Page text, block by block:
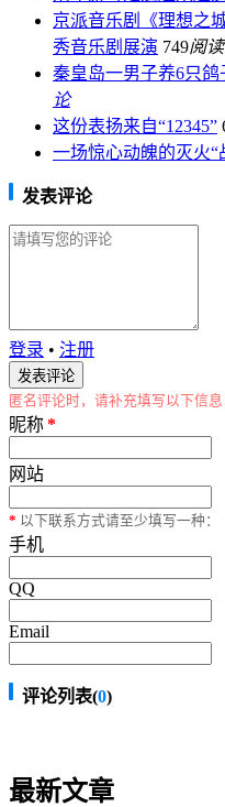
京派音乐剧《理想之
秀音乐剧展演 749阅读
秦皇岛一男子养6只
论
这份表扬来自“12345”
一场惊心动魄的灭火“
发表评论
登录 • 注册
匿名评论时，请补充填写以下信息
昵称*
网站
* 以下联系方式请至少填写一种：
手机
QQ
Email
评论列表(0)
最新文章